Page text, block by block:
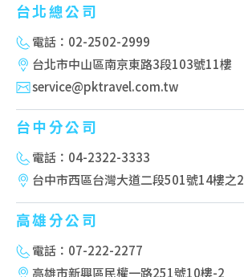
台北總公司
電話：02-2502-2999
台北市中山區南京東路3段103號11樓
service@pktravel.com.tw
台中分公司
電話：04-2322-3333
台中市西區台灣大道二段501號14樓之2
高雄分公司
電話：07-222-2277
高雄市新興區民權一路251號10樓-2